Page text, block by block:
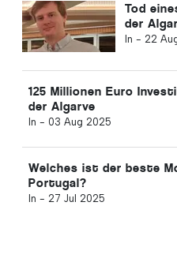
Tod
der
In - 22
125 Millionen Euro
der Algarve
In - 03 Aug 2025
Welches ist der beste
Portugal?
In - 27 Jul 2025